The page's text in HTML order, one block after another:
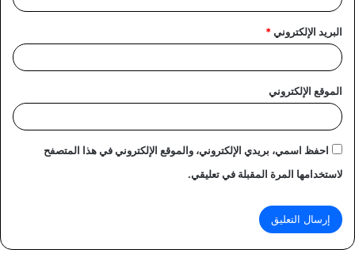
البريد الإلكتروني*
الموقع الإلكتروني
احفظ اسمي، بريدي الإلكتروني، والموقع الإلكتروني في هذا المتصفح
لاستخدامها المرة المقبلة في تعليقي.